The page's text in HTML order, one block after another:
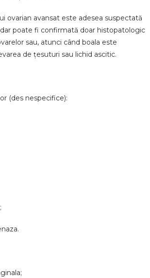
ovarian avansat este adesea suspectată
poate fi confirmată doar histopatologic
sau, atunci când boala este
de țesuturi sau lichid ascitic.
(des nespecifice):